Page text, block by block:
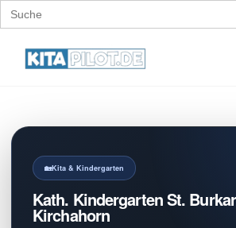
Search
for:
Kita & Kindergarten
Kath. Kindergarten St.
Kirchahorn